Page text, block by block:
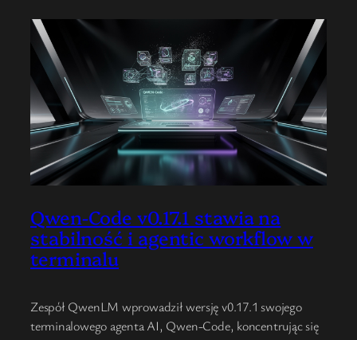
Qwen-Code v0.17.1 stawia na
stabilność i agentic workflow w
terminalu
Zespół QwenLM wprowadził wersję v0.17.1 swojego
terminalowego agenta AI, Qwen-Code, koncentrując się